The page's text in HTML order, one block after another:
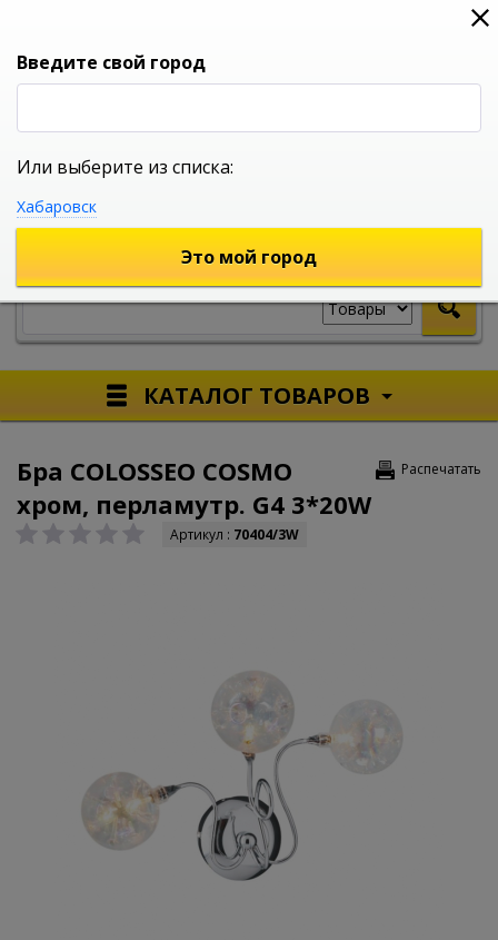
0
УНИВЕРСАЛЬНЫЙ ИНТЕРНЕТ МАГАЗИН
КАТАЛОГ ТОВАРОВ
Распечатать
Бра COLOSSEO COSMO
хром, перламутр. G4 3*20W
Артикул : 70404/3W
Введите свой город
Или выберите из списка:
Хабаровск
Это мой город